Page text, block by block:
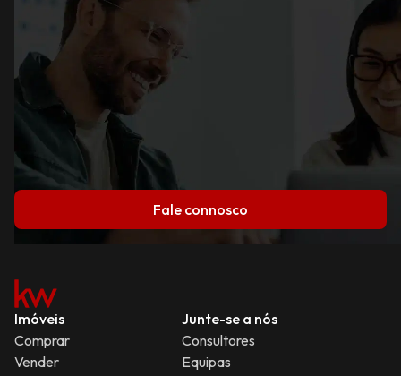
Fale connosco
Imóveis
Comprar
Vender
Junte-se a nós
Consultores
Equipas